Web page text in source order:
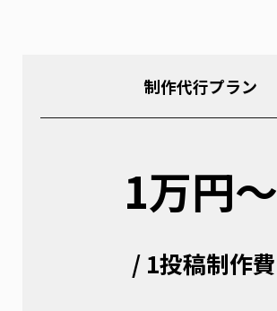
制作代行プラン
1万円〜
/ 1投稿制作費